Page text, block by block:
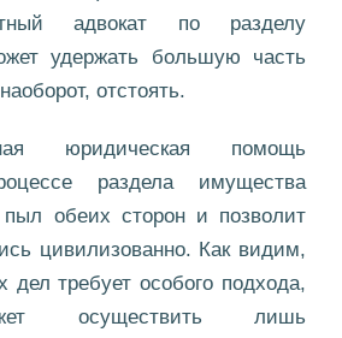
адвокат по разделу
удержать большую часть
отстоять.
юридическая помощь
раздела имущества
обеих сторон и позволит
цивилизованно. Как видим,
дел требует особого подхода,
осуществить лишь